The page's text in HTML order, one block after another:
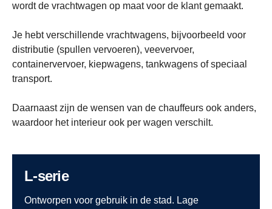
wordt de vrachtwagen op maat voor de klant gemaakt.
Je hebt verschillende vrachtwagens, bijvoorbeeld voor
distributie (spullen vervoeren), veevervoer,
containervervoer, kiepwagens, tankwagens of speciaal
transport.
Daarnaast zijn de wensen van de chauffeurs ook anders,
waardoor het interieur ook per wagen verschilt.
L-serie
Ontworpen voor gebruik in de stad. Lage